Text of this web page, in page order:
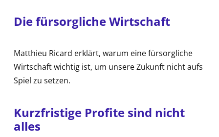
Die fürsorgliche Wirtschaft
Matthieu Ricard erklärt, warum eine fürsorgliche
Wirtschaft wichtig ist, um unsere Zukunft nicht aufs
Spiel zu setzen.
Kurzfristige Profite sind nicht
alles